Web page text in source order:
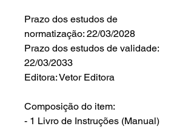
Prazo dos estudos de
normatização: 22/03/2028
Prazo dos estudos de validade:
22/03/2033
Editora: Vetor Editora
Composição do item:
- 1 Livro de Instruções (Manual)